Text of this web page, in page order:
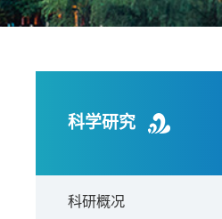
科学研究
科研概况